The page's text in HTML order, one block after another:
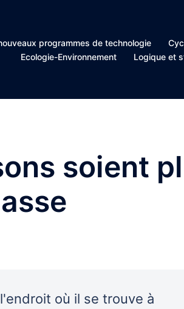
programmes de technologie
Ecologie-Environnement
Logique et
soient
où il se trouve à